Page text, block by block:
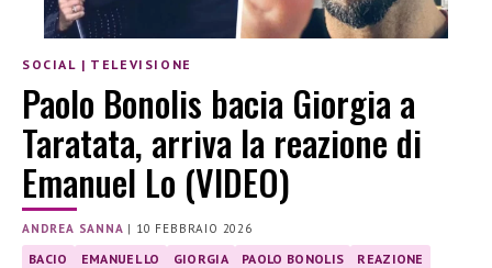
SOCIAL | TELEVISIONE
Paolo Bonolis bacia Giorgia a
Taratata, arriva la reazione di
Emanuel Lo (VIDEO)
ANDREA SANNA | 10 FEBBRAIO 2026
BACIO EMANUEL LO GIORGIA PAOLO BONOLIS REAZIONE